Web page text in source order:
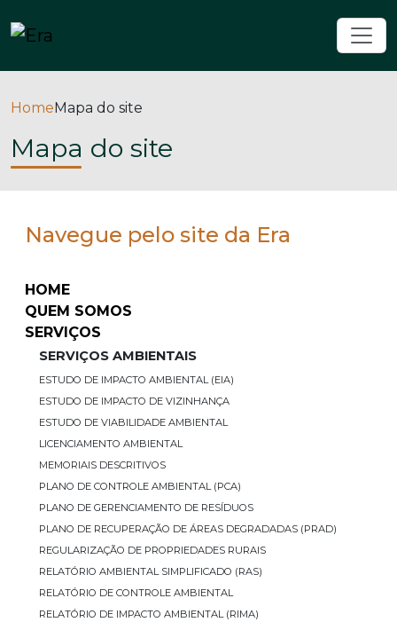
Home Mapa do site
Mapa do site
Navegue pelo site da Era
HOME
QUEM SOMOS
SERVIÇOS
SERVIÇOS AMBIENTAIS
ESTUDO DE IMPACTO AMBIENTAL (EIA)
ESTUDO DE IMPACTO DE VIZINHANÇA
ESTUDO DE VIABILIDADE AMBIENTAL
LICENCIAMENTO AMBIENTAL
MEMORIAIS DESCRITIVOS
PLANO DE CONTROLE AMBIENTAL (PCA)
PLANO DE GERENCIAMENTO DE RESÍDUOS
PLANO DE RECUPERAÇÃO DE ÁREAS DEGRADADAS (PRAD)
REGULARIZAÇÃO DE PROPRIEDADES RURAIS
RELATÓRIO AMBIENTAL SIMPLIFICADO (RAS)
RELATÓRIO DE CONTROLE AMBIENTAL
RELATÓRIO DE IMPACTO AMBIENTAL (RIMA)